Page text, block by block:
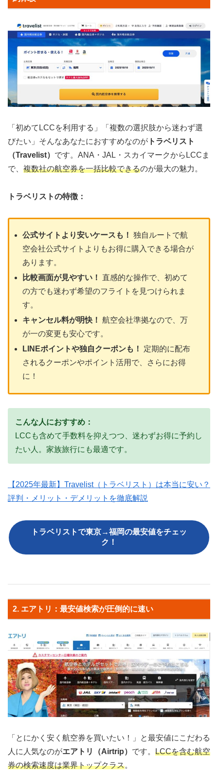
「初めてLCCを利用する」「複数の選択肢から迷わず選
びたい」そんなあなたにおすすめなのが トラベリスト
（Travelist） です。ANA・JAL・スカイマークからLCCま
で、 複数社の航空券を一括比較できるのが最大の魅力。
トラベリストの特徴：
公式サイトより安いケースも！ 独自ルートで航
空会社公式サイトよりもお得に購入できる場合が
あります。
比較画面が見やすい！ 直感的な操作で、初めて
の方でも迷わず希望のフライトを見つけられま
す。
キャンセル料が明快！ 航空会社準拠なので、万
が一の変更も安心です。
LINEポイントや独自クーポンも！
定期的に配布
されるクーポンやポイント活用で、さらにお得
に！
こんな人におすすめ：
LCCも含めて手数料を抑えつつ、迷わずお得に予約し
たい人。家族旅行にも最適です。
【2025年最新】Travelist（トラベリスト）は本当に安い？
評判・メリット・デメリットを徹底解説
トラベリストで東京→福岡の最安値をチェッ
ク！
2. エアトリ：最安値検索が圧倒的に速い
「とにかく安く航空券を買いたい！」と最安値にこだわる
人に人気なのがエアトリ（Airtrip） です。 LCCを含む航空
券の検索速度は業界トップクラス。